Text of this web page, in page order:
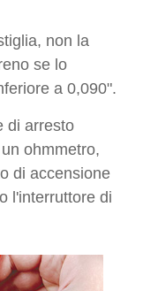
non la
se lo
a 0,090".
di arresto
ohmmetro,
di accensione
l'interruttore di